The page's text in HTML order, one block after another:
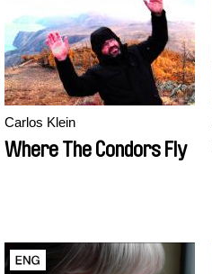
Carlos Klein
Where The Condors Fly